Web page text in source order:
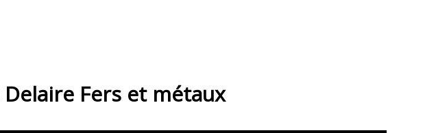
Delaire Fers et métaux